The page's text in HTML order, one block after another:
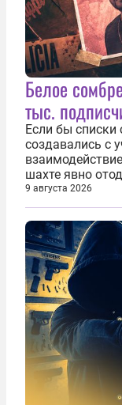
Белое
тыс.
Если бы
создавались с
шахте явно
третий план. А
музыкантам
Кульякане,
9 августа 2026